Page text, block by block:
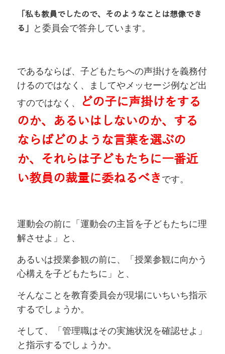
「私も教員でしたので、そのようなことは想像でき
る」
と委員会で答弁しています。
であるならば、子どもたちへの声掛けを義務付
けるのではなく、ましてやメッセージ例など出
すのではなく、
どの子に声掛けをする
のか、あるいはしないのか、する
ならばどのような言葉を選ぶの
か、それらは子どもたちに一番近
い教員の裁量に委ねるべき です。
運動会の前に「運動会の主旨を子どもたちに理
解させよ」と、
あるいは授業参観の前に、「授業参観に向かう
心構えを子どもたちに」と、
そんなことを教育委員会が現場にいちいち指示
するでしょうか。
そして、「管理職はその実施状況を確認せよ」
と指示するでしょうか。